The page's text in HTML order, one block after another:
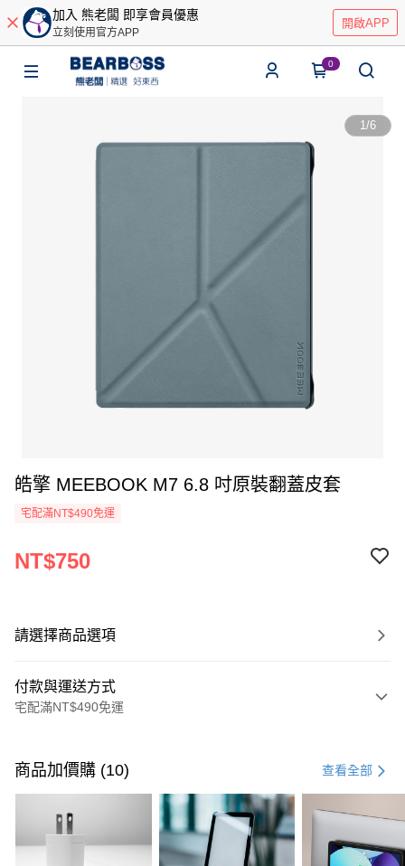
加入 熊老闆 即享會員優惠
立刻使用官方APP
開啟APP
0
1/6
皓擎 MEEBOOK M7 6.8 吋原裝翻蓋皮套
宅配滿NT$490免運
NT$750
請選擇商品選項
付款與運送方式
宅配滿NT$490免運
信用卡一次付款
3 期 0 利率 每期 NT$250
第一商業銀行
NT$125 21家銀行
商品加價購 (10) 查看全部